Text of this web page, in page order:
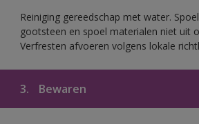
Reiniging gereedschap met water.
gootsteen en spoel materialen niet uit
Verfresten afvoeren volgens lokale
3. Bewaren